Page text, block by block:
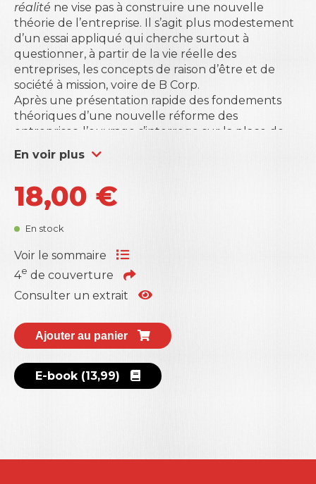
réalité ne vise pas à construire une nouvelle
théorie de l’entreprise. Il s’agit plus modestement
d’un essai appliqué qui cherche surtout à
questionner, à partir de la vie réelle des
entreprises, les concepts de raison d’être et de
société à mission, voire de B Corp.
Après une présentation rapide des fondements
théoriques d’une nouvelle réforme des
entreprises, l’ouvrage s’interroge sur la place de
l’entreprise dans notre société, discute la loi Pacte
avec le statut de société à mission, et aborde la
aux réalités économiques.
Face au décalage entre le récit et les pratiques, il
propose une réflexion sur ce que peuvent être
parties prenantes.
En voir plus
18,00 €
En stock
Voir le sommaire
4e de couverture
Consulter un extrait
Ajouter au panier
E-book (13,99)